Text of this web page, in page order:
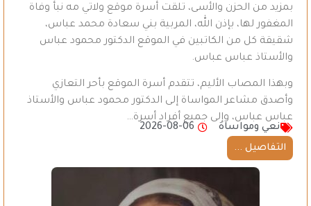
بمزيد من الحزن والأسى، تلقت أسرة موقع ولاتي مه نبأ وفاة
المغفور لها، بإذن الله، المربية بني سعادة محمد عباس،
شقيقة كل من الكاتبين في الموقع الدكتور محمود عباس
والأستاذ عباس عباس.
وبهذا المصاب الأليم، تتقدم أسرة الموقع بأحر التعازي
وأصدق مشاعر المواساة إلى الدكتور محمود عباس والأستاذ
عباس عباس، وإلى جميع أفراد أسرة…
نعي ومواساة
2026-08-06
التفاصيل ...